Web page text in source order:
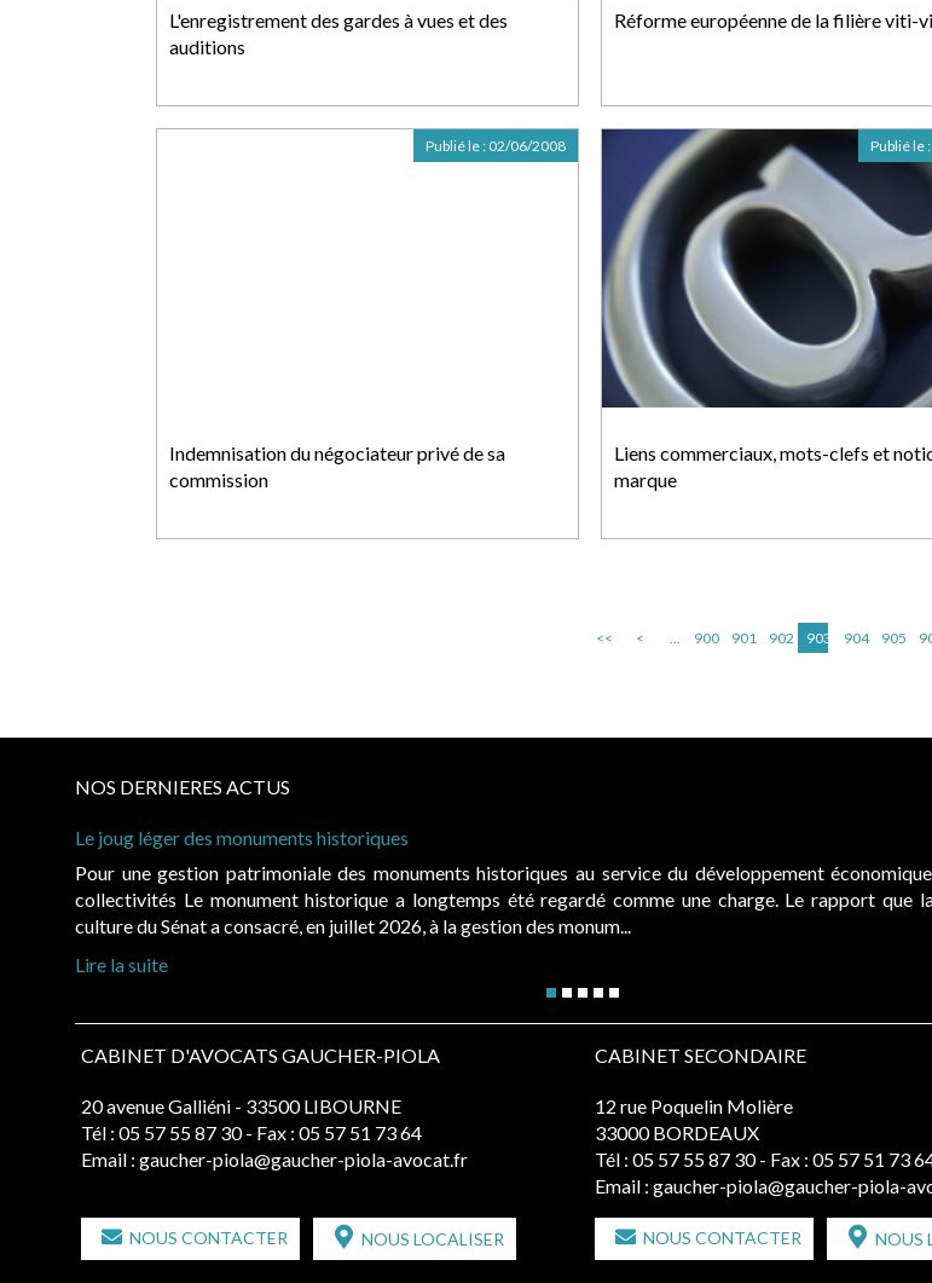
L'enregistrement des gardes à vues et des
auditions
Réforme européenne de la filière viti-
Indemnisation du négociateur privé de sa
commission
Publié le : 02/06/2008
Liens commerciaux, mots-clefs et
marque
Publié le :
<< < ... 900 901 902 903 904 905
NOS DERNIERES ACTUS
Le joug léger des monuments historiques
Pour une gestion patrimoniale des monuments historiques au service du développement
collectivités Le monument historique a longtemps été regardé comme une charge. Le rapport que
culture du Sénat a consacré, en juillet 2026, à la gestion des monum...
Lire la suite
CABINET D'AVOCATS GAUCHER-PIOLA
20 avenue Galliéni - 33500 LIBOURNE
Tél : 05 57 55 87 30 - Fax : 05 57 51 73 64
Email : gaucher-piola@gaucher-piola-avocat.fr
NOUS CONTACTER NOUS LOCALISER
CABINET SECONDAIRE
12 rue Poquelin Molière
33000 BORDEAUX
Tél : 05 57 55 87 30 - Fax : 05 57 51 73
Email : gaucher-piola@gaucher-piola-
NOUS CONTACTER NOUS